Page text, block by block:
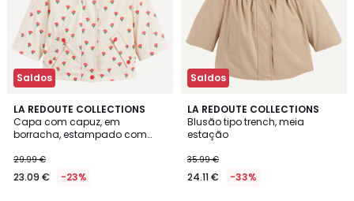
Saldos
LA REDOUTE COLLECTIONS
Capa com capuz, em
borracha, estampado com
29.99 €
23.09 € -23%
Saldos
LA REDOUTE COLLECTIONS
Blusão tipo trench, meia
estação
35.99 €
24.11 € -33%